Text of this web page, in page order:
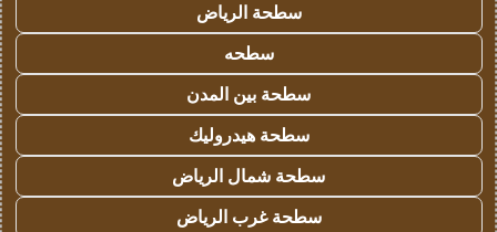
سطحة الرياض
سطحه
سطحة بين المدن
سطحة هيدروليك
سطحة شمال الرياض
سطحة غرب الرياض